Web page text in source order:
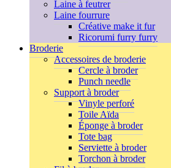
Laine à feutrer
Laine fourrure
Créative make it fur
Ricorumi furry furry
Broderie
Accessoires de broderie
Cercle à broder
Punch needle
Support à broder
Vinyle perforé
Toile Aïda
Éponge à broder
Tote bag
Serviette à broder
Torchon à broder